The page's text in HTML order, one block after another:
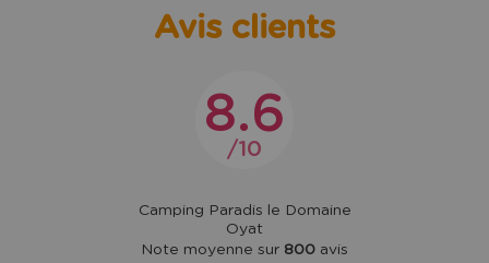
Avis clients
8.6
10
Camping Paradis le Domaine
Oyat
Note moyenne sur 800 avis